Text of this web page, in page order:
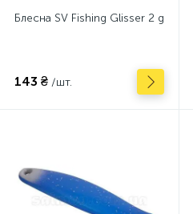
Блесна SV Fishing Glisser 2 g
143 ₴ /шт.